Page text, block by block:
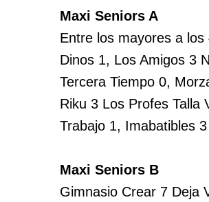
Maxi Seniors A
Entre los mayores a
Dinos 1, Los Amigos 3
Tercera Tiempo 0,
Riku 3 Los Profes Talla
Trabajo 1, Imabatibles
Maxi Seniors B
Gimnasio Crear 7 Deja